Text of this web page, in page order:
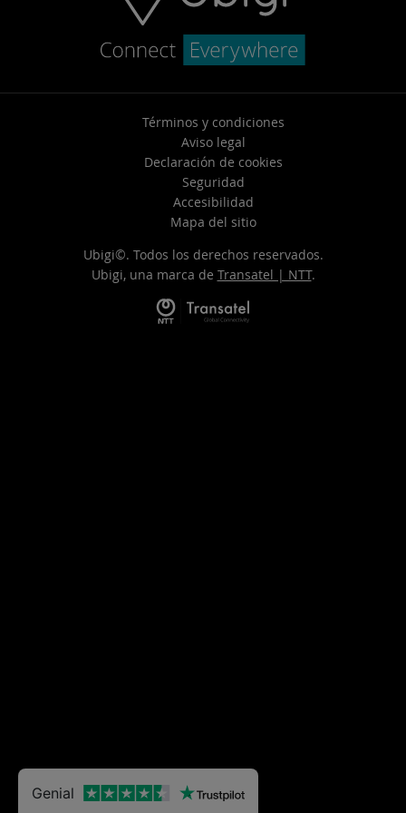
Términos y condiciones
Aviso legal
Declaración de cookies
Seguridad
Accesibilidad
Mapa del sitio
Ubigi©. Todos los derechos reservados.
Ubigi, una marca de Transatel | NTT.
Genial